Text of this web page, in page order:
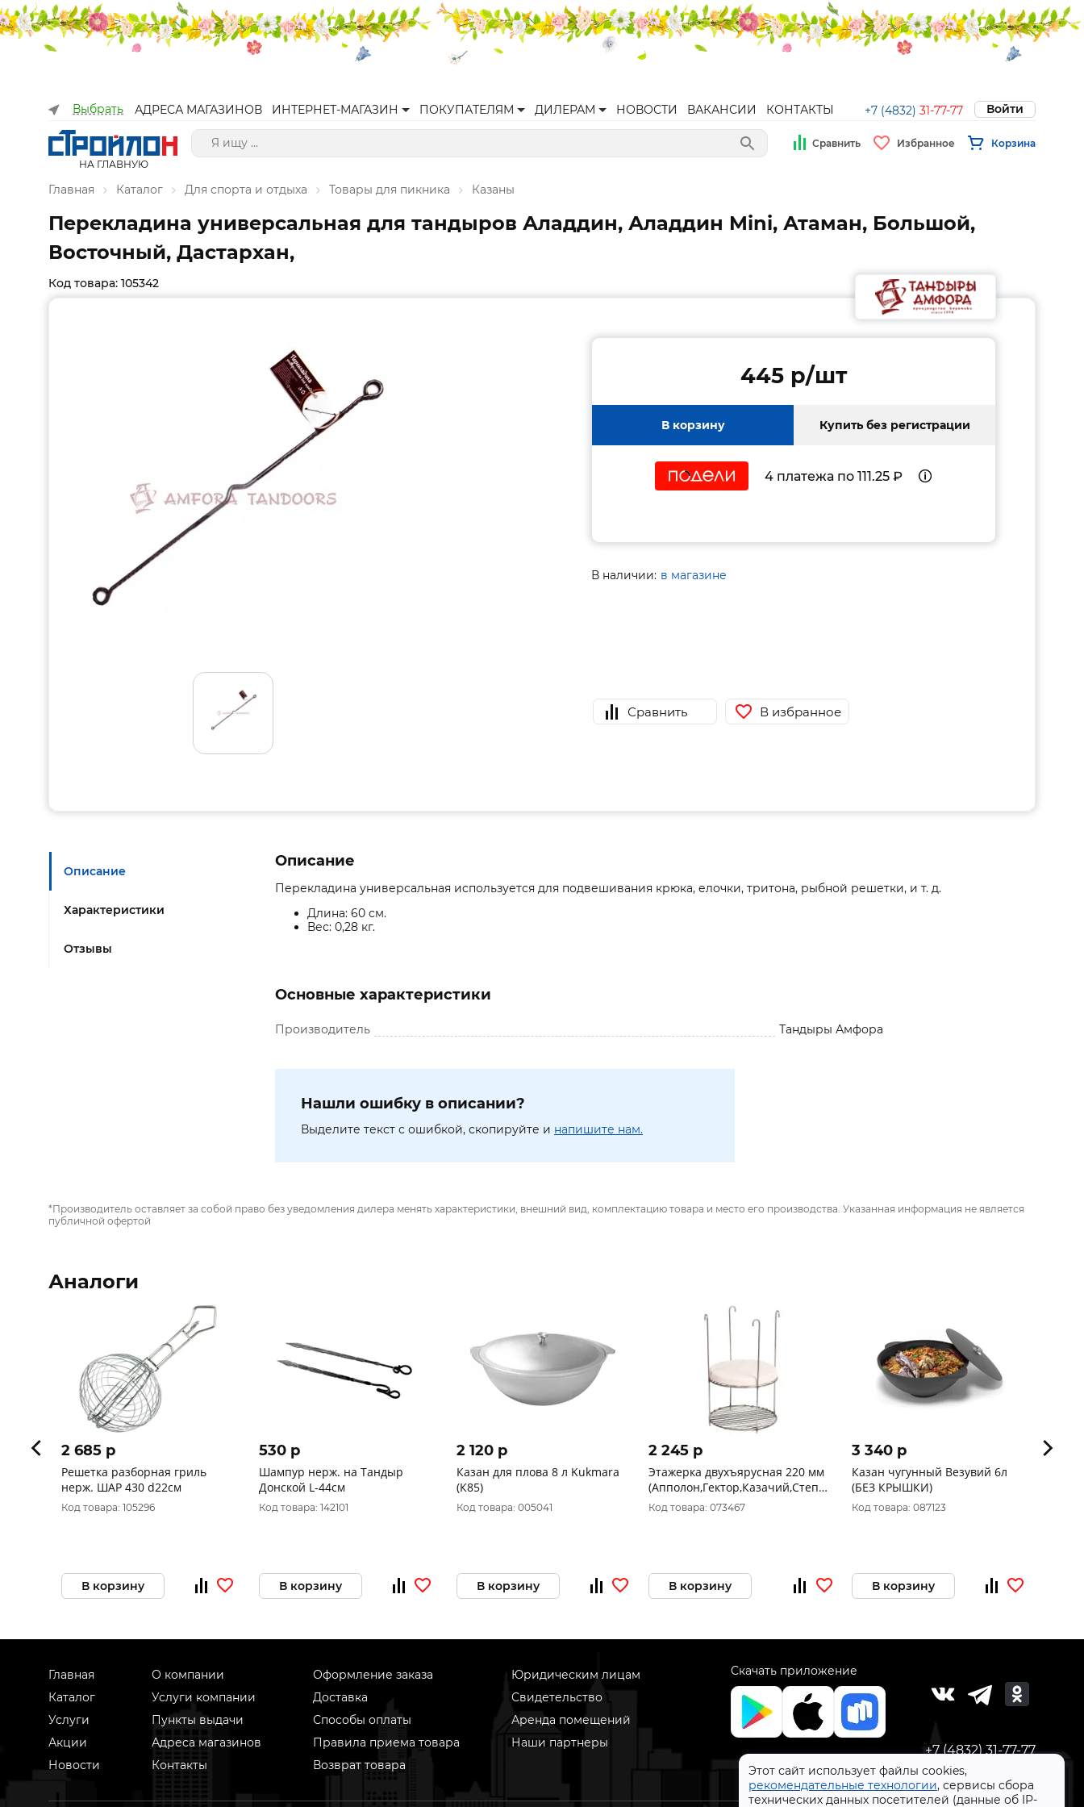
Выбрать АДРЕСА МАГАЗИНОВ ИНТЕРНЕТ-МАГАЗИН ПОКУПАТЕЛЯМ ДИЛЕРАМ НОВОСТИ ВАКАНСИИ КОНТАКТЫ +7 (4832) 31-77-77 Войти
НА ГЛАВНУЮ
Сравнить Избранное Корзина
Главная Каталог Для спорта и отдыха Товары для пикника Казаны
Этот сайт использует файлы cookies,
рекомендательные технологии, сервисы сбора
технических данных посетителей (данные об IP-
Перекладина универсальная для тандыров Аладдин, Аладдин Mini, Атаман, Большой,
Восточный, Дастархан,
Код товара: 105342
445 p/шт
В корзину Купить без регистрации
4 платежа по 111.25 ₽
В наличии: в магазине
Сравнить В избранное
Описание
Характеристики
Отзывы
Описание
Перекладина универсальная используется для подвешивания крюка, елочки, тритона, рыбной решетки, и т. д.
Длина: 60 см.
Вес: 0,28 кг.
Основные характеристики
Производитель Тандыры Амфора
Нашли ошибку в описании?
Выделите текст с ошибкой, скопируйте и напишите нам.
*Производитель оставляет за собой право без уведомления дилера менять характеристики, внешний вид, комплектацию товара и место его производства. Указанная информация не является
публичной офертой
Аналоги
2 685 p
Решетка разборная гриль
нерж. ШАР 430 d22см
Код товара: 105296
В корзину
530 p
Шампур нерж. на Тандыр
Донской L-44см
Код товара: 142101
В корзину
2 120 p
Казан для плова 8 л Kukmara
(К85)
Код товара: 005041
В корзину
2 245 p
Этажерка двухъярусная 220 мм
(Апполон,Гектор,Казачий,Степной
)Код товара: 073467
В корзину
3 340 p
Казан чугунный Везувий 6л
(БЕЗ КРЫШКИ)
Код товара: 087123
В корзину
2
Главная
Каталог
Услуги
Акции
Новости
О компании
Услуги компании
Пункты выдачи
Адреса магазинов
Контакты
Оформление заказа
Доставка
Способы оплаты
Правила приема товара
Возврат товара
Юридическим лицам
Свидетельство
Аренда помещений
Наши партнеры
Скачать приложение
+7 (4832) 31-77-77